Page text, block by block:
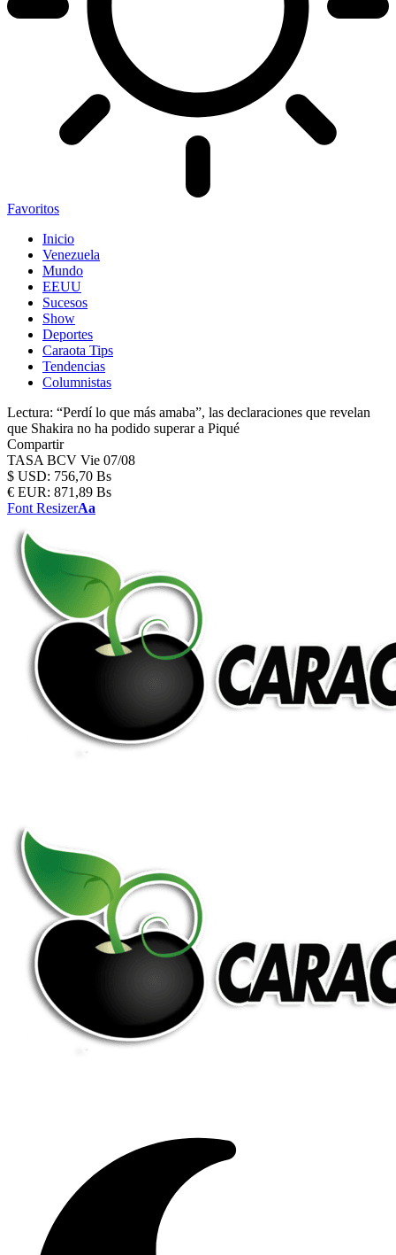
Favoritos
Inicio
Venezuela
Mundo
EEUU
Sucesos
Show
Deportes
Caraota Tips
Tendencias
Columnistas
Lectura: “Perdí lo que más amaba”, las declaraciones que revelan
que Shakira no ha podido superar a Piqué
Compartir
TASA BCV Vie 07/08
$ USD: 756,70 Bs
€ EUR: 871,89 Bs
Font ResizerAa